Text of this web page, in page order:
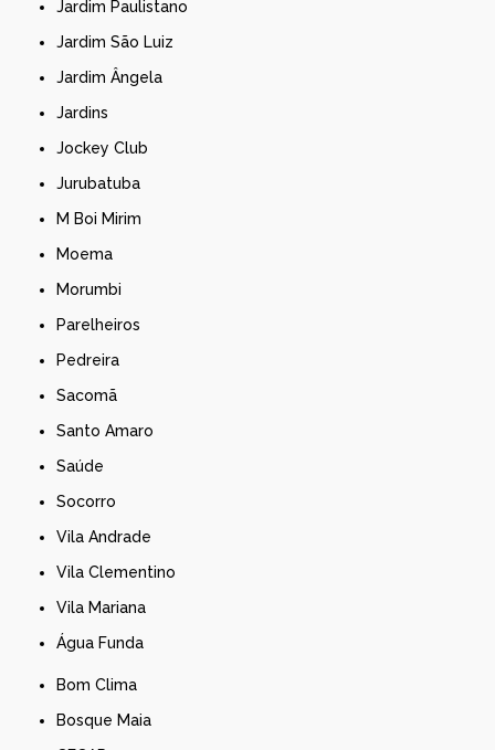
Jardim Paulistano
Jardim São Luiz
Jardim Ângela
Jardins
Jockey Club
Jurubatuba
M Boi Mirim
Moema
Morumbi
Parelheiros
Pedreira
Sacomã
Santo Amaro
Saúde
Socorro
Vila Andrade
Vila Clementino
Vila Mariana
Água Funda
Bom Clima
Bosque Maia